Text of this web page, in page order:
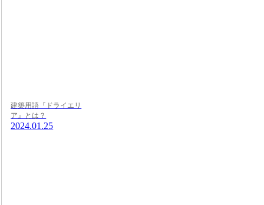
建築用語『ドライエリ
ア』とは？
2024.01.25